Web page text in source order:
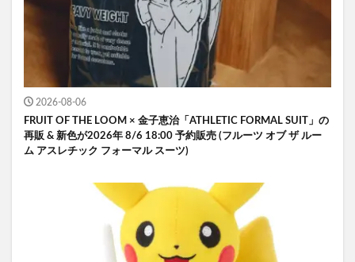
2026-08-06
FRUIT OF THE LOOM × 金子恵治「ATHLETIC FORMAL SUIT」の
再販 & 新色が2026年 8/6 18:00 予約販売 (フルーツ オブ ザ ルー
ム アスレチック フォーマル スーツ)